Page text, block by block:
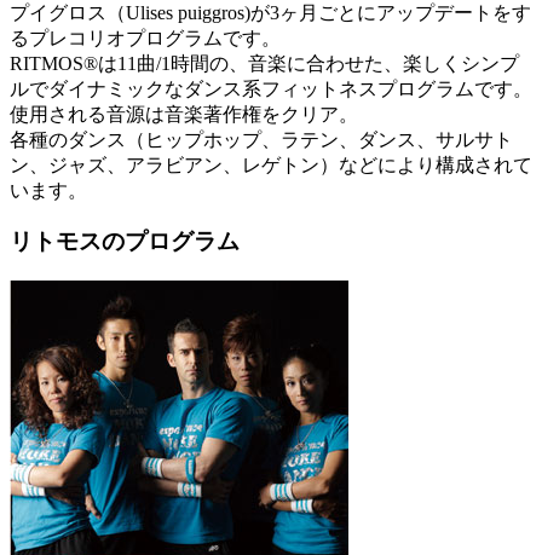
プイグロス（Ulises puiggros)が3ヶ月ごとにアップデートをす
るプレコリオプログラムです。
RITMOS®は11曲/1時間の、音楽に合わせた、楽しくシンプ
ルでダイナミックなダンス系フィットネスプログラムです。
使用される音源は音楽著作権をクリア。
各種のダンス（ヒップホップ、ラテン、ダンス、サルサト
ン、ジャズ、アラビアン、レゲトン）などにより構成されて
います。
リトモスのプログラム